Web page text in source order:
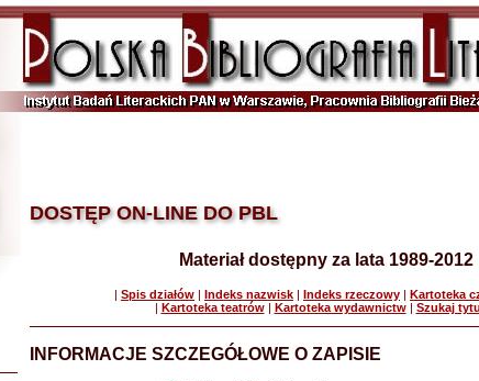
DOSTĘP ON-LINE DO PBL
Materiał dostępny za lata 1989-2012
| Spis działów | Indeks nazwisk | Indeks rzeczowy | Kartoteka
| Kartoteka teatrów| Kartoteka wydawnictw| Szukaj
INFORMACJE SZCZEGÓŁOWE O ZAPISIE